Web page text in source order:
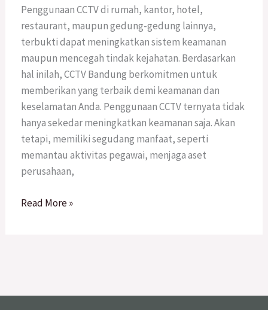
Penggunaan CCTV di rumah, kantor, hotel,
restaurant, maupun gedung-gedung lainnya,
terbukti dapat meningkatkan sistem keamanan
maupun mencegah tindak kejahatan. Berdasarkan
hal inilah, CCTV Bandung berkomitmen untuk
memberikan yang terbaik demi keamanan dan
keselamatan Anda. Penggunaan CCTV ternyata tidak
hanya sekedar meningkatkan keamanan saja. Akan
tetapi, memiliki segudang manfaat, seperti
memantau aktivitas pegawai, menjaga aset
perusahaan,
Memilih
CCTV
Bandung!
Read More »